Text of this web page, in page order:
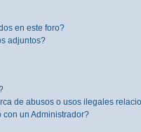
en este foro?
adjuntos?
de abusos o usos ilegales
un Administrador?